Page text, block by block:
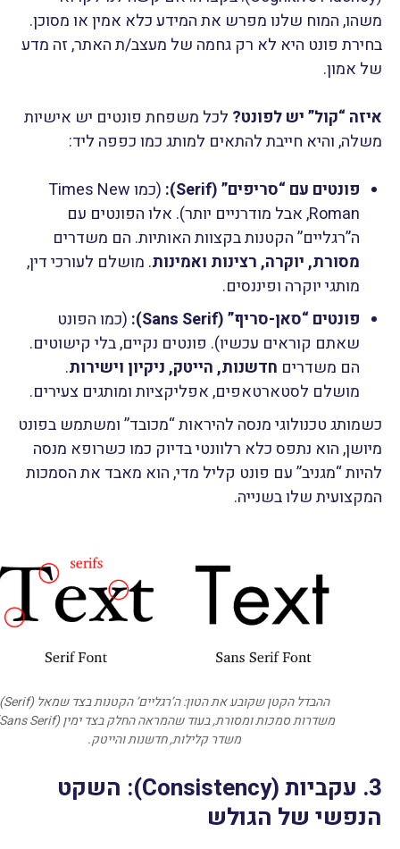
משהו, המוח שלנו מפרש את המידע כלא אמין או מסוכן.
בחירת פונט היא לא רק גחמה של מעצב/ת האתר, זה מדע
של אמון.
איזה “קול” יש לפונט? לכל משפחת פונטים יש אישיות
משלה, והיא חייבת להתאים למותג כמו כפפה ליד:
פונטים עם “סריפים” (Serif):
(כמו Times New
Roman, אבל מודרניים יותר). אלו הפונטים עם
ה”רגליים” הקטנות בקצוות האותיות. הם משדרים
מסורת, יוקרה, רצינות ואמינות. מושלם לעורכי דין,
מותגי יוקרה ופיננסים.
פונטים “סאן-סריף” (Sans Serif):
(כמו הפונט
שאתם קוראים עכשיו). פונטים נקיים, בלי קישוטים.
הם משדרים חדשנות, הייטק, ניקיון וישירות.
מושלם לסטארטאפים, אפליקציות ומותגים צעירים.
כשמותג טכנולוגי מנסה להיראות “מכובד” ומשתמש בפונט
מיושן, הוא נתפס כלא רלוונטי בדיוק כמו כשרופא מנסה
להיות “מגניב” עם פונט קליל מדי, הוא מאבד את הסמכות
המקצועית שלו בשנייה.
ההבדל הקטן שקובע את הטון: ה’רגליים’ הקטנות בצד שמאל (Serif)
משדר קלילות, חדשנות והייטק.
3. עקביות (Consistency): השקט
הנפשי של הגולש